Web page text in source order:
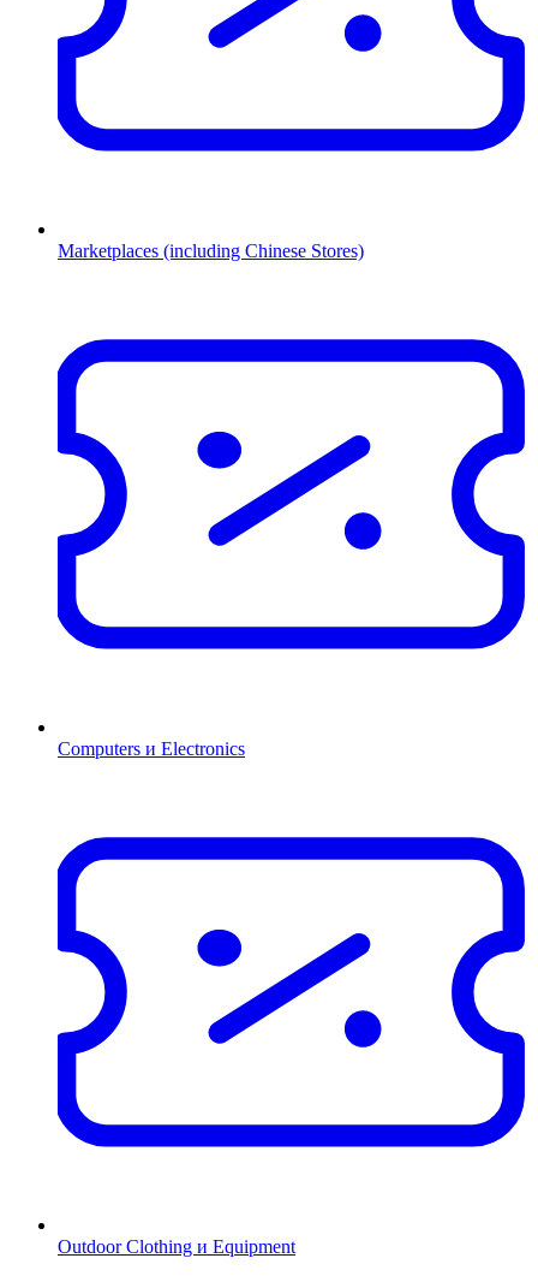
Marketplaces (including Chinese Stores)
Computers и Electronics
Outdoor Clothing и Equipment